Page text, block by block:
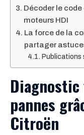
Décoder le
moteurs HDI
La force de la
partager
Publications
pannes
Citroën